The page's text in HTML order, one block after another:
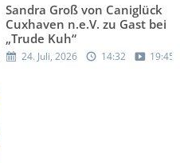
Sandra Groß von Caniglück
Cuxhaven n.e.V. zu Gast bei
„Trude Kuh“
24. Juli, 2026 14:32 19:45